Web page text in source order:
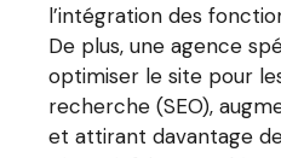
l’intégration des
De plus, une agence
optimiser le site pour
recherche (SEO),
et attirant davantage